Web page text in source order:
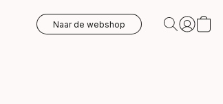
Naar de webshop